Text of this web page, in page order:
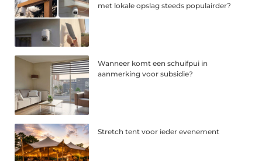
met lokale opslag steeds populairder?
Wanneer komt een schuifpui in
aanmerking voor subsidie?
Stretch tent voor ieder evenement